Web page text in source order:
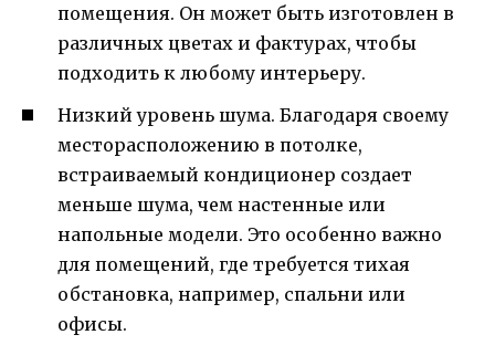
помещения. Он может быть изготовлен в
различных цветах и фактурах, чтобы
подходить к любому интерьеру.
Низкий уровень шума. Благодаря своему
месторасположению в потолке,
встраиваемый кондиционер создает
меньше шума, чем настенные или
напольные модели. Это особенно важно
для помещений, где требуется тихая
обстановка, например, спальни или
офисы.